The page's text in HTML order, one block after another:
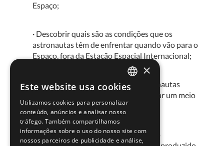
Espaço;
· Descobrir quais são as condições que os
astronautas têm de enfrentar quando vão para o
Espaço, fora da Estação Espacial Internacional;
· Reconhecer que no Espaço os astronautas
necessitam de proteção para enfrentar um meio
hostil à vida.
Este recurso pertence ao Kit Educativo do
PORTUGUESE
ENGLISH
×
Este website usa cookies
Utilizamos cookies para personalizar
conteúdo, anúncios e analisar nosso
tráfego. Também compartilhamos
informações sobre o uso do nosso site com
nossos parceiros de publicidade e análise,